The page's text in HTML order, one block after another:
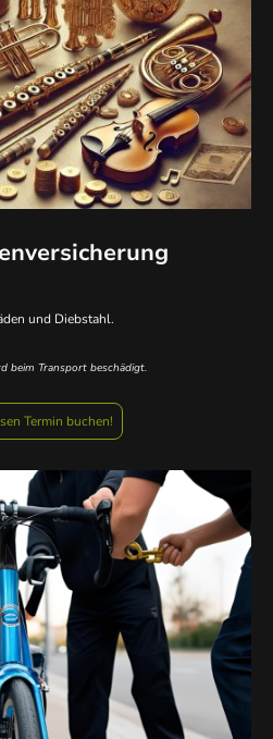
und Diebstahl.
beim Transport beschädigt.
Termin buchen!